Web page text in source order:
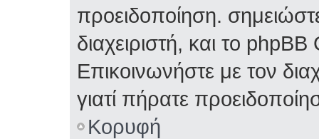
προειδοποίηση.
διαχειριστή, και το
Επικοινωνήστε με τον
γιατί πήρατε
Κορυφή